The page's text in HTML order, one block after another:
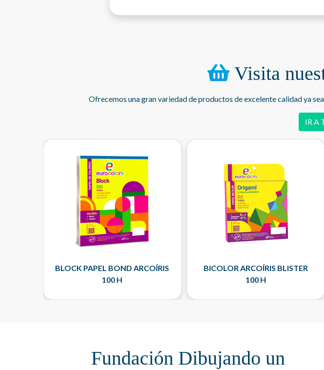
Visita
Ofrecemos una gran variedad de productos de excelente calidad ya
IR A
BLOCK PAPEL BOND ARCOÍRIS
100 H
BICOLOR ARCOÍRIS BLISTER
100 H
Fundación Dibujando un